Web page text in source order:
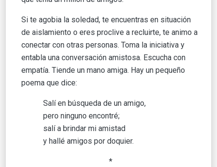
Si te agobia la soledad, te encuentras en situación
de aislamiento o eres proclive a recluirte, te animo a
conectar con otras personas. Toma la iniciativa y
entabla una conversación amistosa. Escucha con
empatía. Tiende un mano amiga. Hay un pequeño
poema que dice:
Salí en búsqueda de un amigo,
pero ninguno encontré;
salí a brindar mi amistad
y hallé amigos por doquier.
*